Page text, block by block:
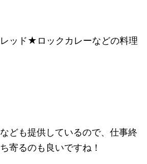
ッド★ロックカレーなどの料理
ども提供しているので、仕事終
寄るのも良いですね！